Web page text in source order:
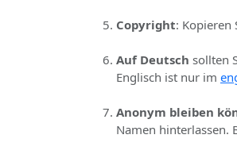
Copyright: Kopieren
Auf Deutsch sollten
Englisch ist nur im
Anonym bleiben
Namen hinterlassen.